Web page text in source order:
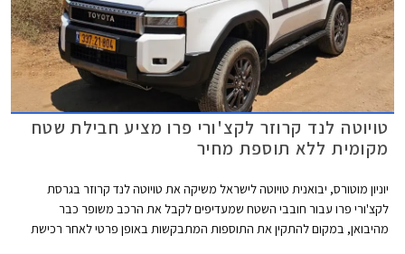
טויוטה לנד קרוזר לקצ'ורי פרו מציע חבילת שטח
מקומית ללא תוספת מחיר
יוניון מוטורס, יבואנית טויוטה לישראל משיקה את טויוטה לנד קרוזר בגרסת
לקצ'ורי פרו עבור חובבי השטח שמעדיפים לקבל את הרכב משופר כבר
מהיבואן, במקום להתקין את התוספות המתבקשות באופן פרטי לאחר רכישת